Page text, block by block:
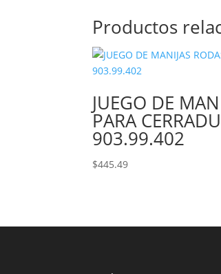
Productos
JUEGO DE
PARA
903.99.402
$445.49